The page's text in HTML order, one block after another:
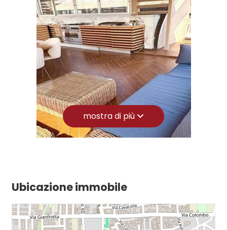
Piano: Attico
Piani totali: 3
Riscaldamento: Autonomo
Spese condominio: € 89
Balconi: Presente
Terrazzo: Presente, 100 mq
Cucina: A vista
Box: Doppio
mostra di più
Ubicazione immobile
Camere
minime
Qualsiasi
4
5